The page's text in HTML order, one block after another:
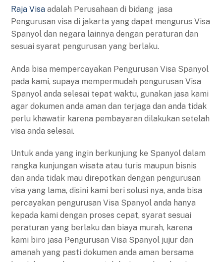
Raja Visa adalah Perusahaan di bidang jasa
Pengurusan visa di jakarta yang dapat mengurus Visa
Spanyol dan negara lainnya dengan peraturan dan
sesuai syarat pengurusan yang berlaku.
Anda bisa mempercayakan Pengurusan Visa Spanyol
pada kami, supaya mempermudah pengurusan Visa
Spanyol anda selesai tepat waktu, gunakan jasa kami
agar dokumen anda aman dan terjaga dan anda tidak
perlu khawatir karena pembayaran dilakukan setelah
visa anda selesai.
Untuk anda yang ingin berkunjung ke Spanyol dalam
rangka kunjungan wisata atau turis maupun bisnis
dan anda tidak mau direpotkan dengan pengurusan
visa yang lama, disini kami beri solusi nya, anda bisa
percayakan pengurusan Visa Spanyol anda hanya
kepada kami dengan proses cepat, syarat sesuai
peraturan yang berlaku dan biaya murah, karena
kami biro jasa Pengurusan Visa Spanyol jujur dan
amanah yang pasti dokumen anda aman bersama